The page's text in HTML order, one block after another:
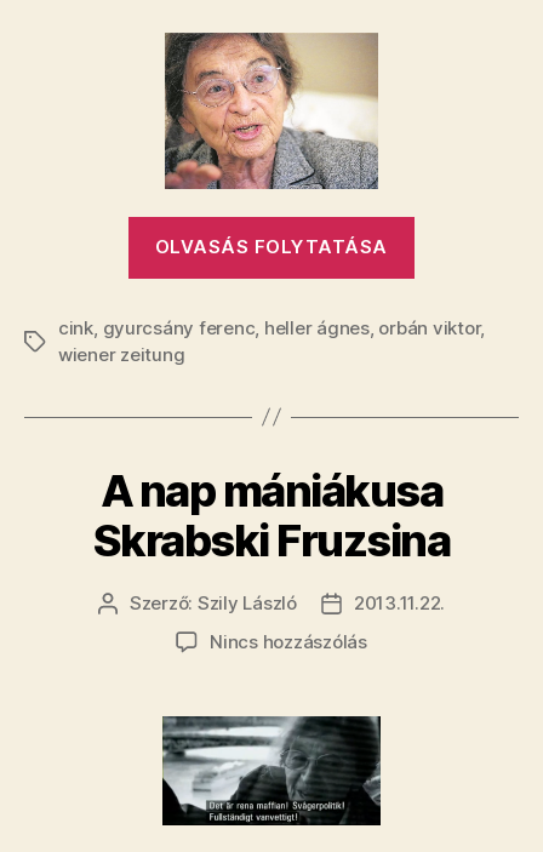
Ágnes:
kétbalkezes
volt
bejegyzéshez
OLVASÁS FOLYTATÁSA
Gyurcsány
Címkék
cink gyurcsány ferenc heller ágnes, orbán viktor,
wiener zeitung
​A nap mániákusa
Skrabski Fruzsina
Bejegyzés
szerzője
Szerző: Szily László
Bejegyzés
dátuma
2013.11.22.
Nincs hozzászólása(z)
nap
mániákusa
Skrabski
Fruzsina
bejegyzéshez